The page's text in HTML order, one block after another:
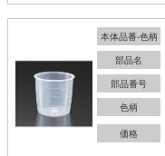
本体品番-色柄
部品名
部品番号
色柄
価格